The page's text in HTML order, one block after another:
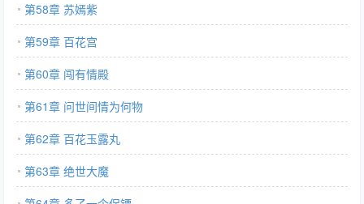
第58章 苏嫣紫
第59章 百花宫
第60章 闯有情殿
第61章 问世间情为何物
第62章 百花玉露丸
第63章 绝世大魔